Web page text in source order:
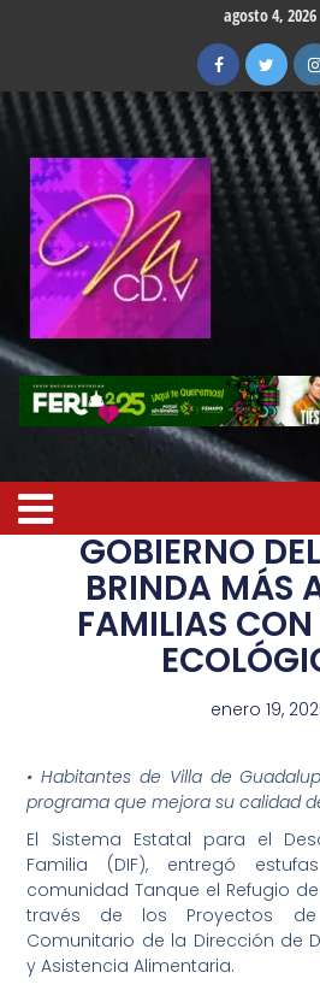
agosto 4, 2026
GOBIERNO
BRINDA MÁS
FAMILIAS CON
enero 19,
• Habitantes de Villa de
programa que mejora su calidad
El Sistema Estatal para el
Familia (DIF), entregó
comunidad Tanque el Refugio
través de los Proyectos
Comunitario de la Dirección de
y Asistencia Alimentaria.